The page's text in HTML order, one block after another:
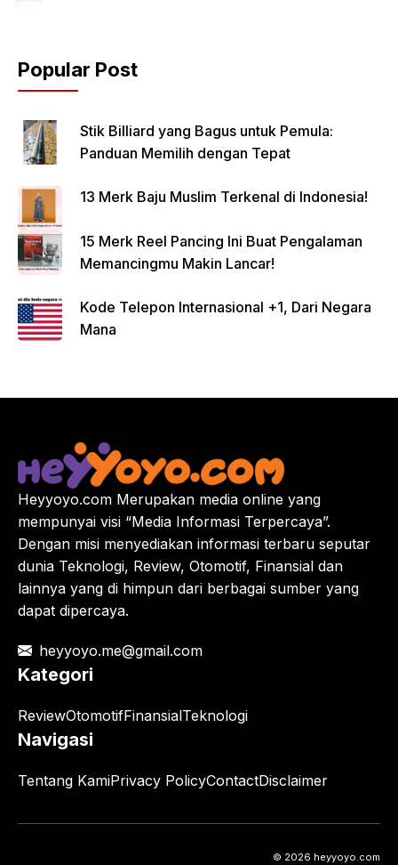
Popular Post
Stik Billiard yang Bagus untuk Pemula:
Panduan Memilih dengan Tepat
13 Merk Baju Muslim Terkenal di Indonesia!
15 Merk Reel Pancing Ini Buat Pengalaman
Memancingmu Makin Lancar!
Kode Telepon Internasional +1, Dari Negara
Mana
Heyyoyo.com Merupakan media online yang
mempunyai visi “Media Informasi Terpercaya”.
Dengan misi menyediakan informasi terbaru seputar
dunia Teknologi, Review, Otomotif, Finansial dan
lainnya yang di himpun dari berbagai sumber yang
dapat dipercaya.
heyyoyo.me@gmail.com
Kategori
ReviewOtomotifFinansialTeknologi
Navigasi
Tentang KamiPrivacy PolicyContactDisclaimer
© 2026 heyyoyo.com